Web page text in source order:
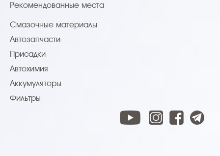
Рекомендованные места
Смазочные материалы
Автозапчасти
Присадки
Автохимия
Аккумуляторы
Фильтры